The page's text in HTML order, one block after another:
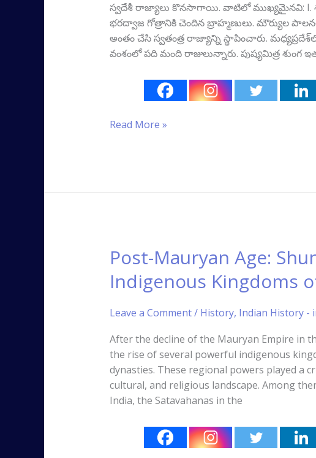
స్వదేశీ రాజ్యాలు కొనసాగాయి. వాటిలో ముఖ్యమైనవి: I.
భరద్వాజ గోత్రానికి చెందిన బ్రాహ్మణులు. మౌర్యుల
అంతం చేసి స్వతంత్ర రాజ్యాన్ని స్థాపించారు.
వంశంలో పది మంది రాజులున్నారు. పుష్యమిత్ర శుంగ
వైభవం
(Part-
2)
Read More »
Post-Mauryan Age:
Indigenous Kingdoms
Leave a Comment/ History, Indian History -
After the decline of the Mauryan Empire in
the rise of several powerful indigenous
dynasties. These regional powers played a
cultural, and religious landscape. Among
India, the Satavahanas in the
Post-
Mauryan
Age:
Ikshvakus
Indigenous
Kingdoms
of
India
(Part-